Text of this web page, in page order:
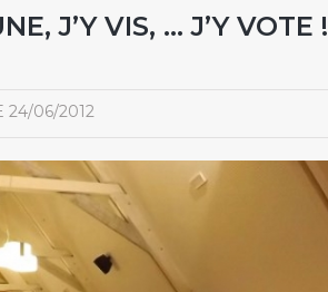
J’Y VIS, … J’Y VOTE !
24/06/2012